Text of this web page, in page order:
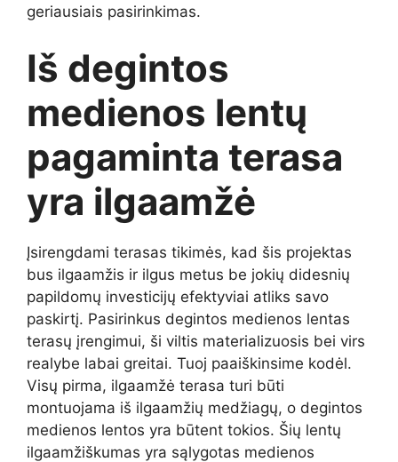
geriausiais pasirinkimas.
Iš degintos
medienos lentų
pagaminta terasa
yra ilgaamžė
Įsirengdami terasas tikimės, kad šis projektas
bus ilgaamžis ir ilgus metus be jokių didesnių
papildomų investicijų efektyviai atliks savo
paskirtį. Pasirinkus degintos medienos lentas
terasų įrengimui, ši viltis materializuosis bei virs
realybe labai greitai. Tuoj paaiškinsime kodėl.
Visų pirma, ilgaamžė terasa turi būti
montuojama iš ilgaamžių medžiagų, o degintos
medienos lentos yra būtent tokios. Šių lentų
ilgaamžiškumas yra sąlygotas medienos